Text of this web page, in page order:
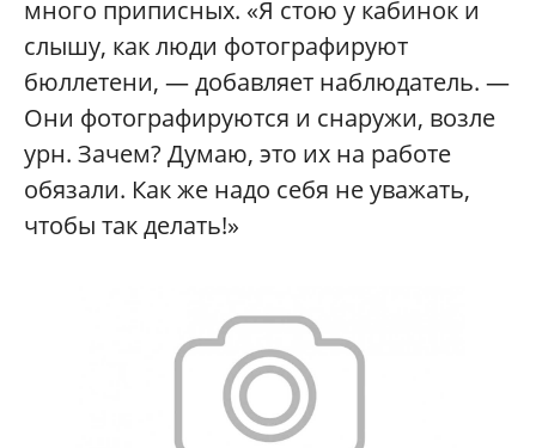
много приписных. «Я стою у кабинок и
слышу, как люди фотографируют
бюллетени, — добавляет наблюдатель. —
Они фотографируются и снаружи, возле
урн. Зачем? Думаю, это их на работе
обязали. Как же надо себя не уважать,
чтобы так делать!»